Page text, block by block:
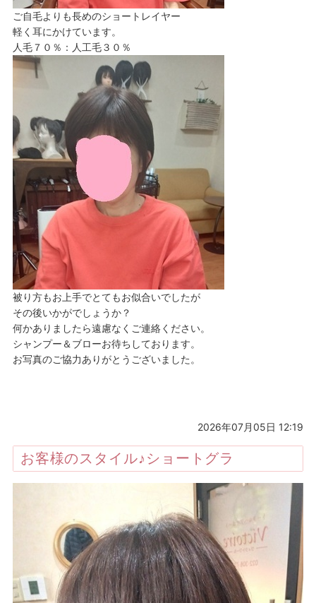
ご自毛よりも長めのショートレイヤー
軽く耳にかけています。
人毛７０％：人工毛３０％
被り方もお上手でとてもお似合いでしたが
その後いかがでしょうか？
何かありましたら遠慮なくご連絡ください。
シャンプー＆ブローお待ちしております。
お写真のご協力ありがとうございました。
2026年07月05日 12:19
お客様のスタイル♪ショートグラ